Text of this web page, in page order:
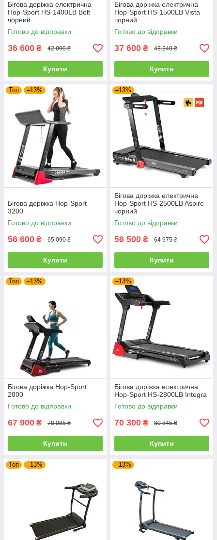
Бігова доріжка електрична
Hop-Sport HS-1400LB Bolt
чорний
Готово до відправки
36 600 ₴ 42 090 ₴
Купити
Бігова доріжка електрична
Hop-Sport HS-1500LB Vista
чорний
Готово до відправки
37 600 ₴ 43 240 ₴
Купити
Топ –13%
Бігова доріжка Hop-Sport
3200
Готово до відправки
56 600 ₴ 65 090 ₴
Купити
–13%
Бігова доріжка електрична
Hop-Sport HS-2500LB Aspire
чорний
Готово до відправки
56 500 ₴ 64 975 ₴
Купити
Топ –13%
Бігова доріжка Hop-Sport
2800
Готово до відправки
67 900 ₴ 78 085 ₴
Купити
–13%
Бігова доріжка електрична
Hop-Sport HS-2800LB Integra
Готово до відправки
70 300 ₴ 80 845 ₴
Купити
Топ –13% –13%